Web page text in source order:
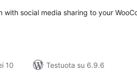
social media sharing to your
10
Testuota su 6.9.6